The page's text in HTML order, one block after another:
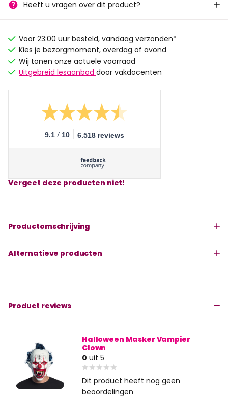
Heeft u vragen over dit product?
Voor 23:00 uur besteld, vandaag verzonden*
Kies je bezorgmoment, overdag of avond
Wij tonen onze actuele voorraad
Uitgebreid lesaanbod door vakdocenten
9.1 / 10 6.518 reviews
Vergeet deze producten niet!
Productomschrijving
Alternatieve producten
Product reviews
Halloween Masker Vampier
Clown
0 uit 5
Dit product heeft nog geen
beoordelingen